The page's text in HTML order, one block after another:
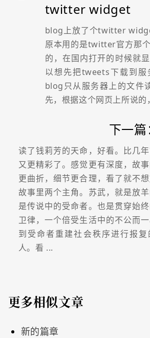
twitter widget
blog上放了个twitter
原本用的是twitter官方那
的，在国内打开的时候就
以想先把tweets下载到服
blog只从服务器上的文件
先，根据这个网页上所说的
下一
读了钱莉芳的天命，好看。比几
又更精彩了。感觉更有深度，故
更曲折，细节更合理，看了就不想
故事里两个主角。苏武，就是放羊
是传说中的受命者。也是贯穿始终
卫律，一个倍受生活中的不公而
到受命者重建社会秩序进行报复
人。看 ...
更多相似文章
新的篇章